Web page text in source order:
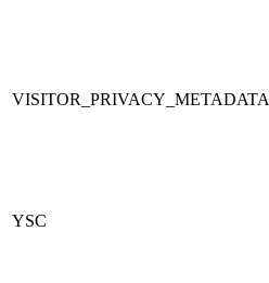
VISITOR_PRIVACY_METADATA
YSC